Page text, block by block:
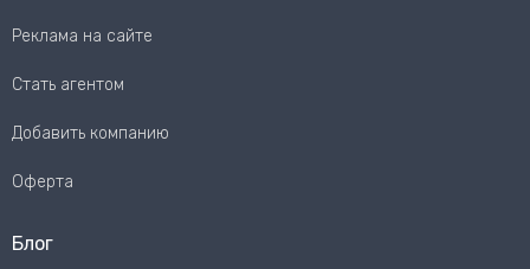
Реклама на сайте
Стать агентом
Добавить компанию
Оферта
Блог